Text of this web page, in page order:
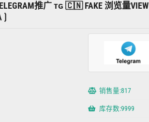
推广 ᴛɢ 🇨🇳 FAKE 浏览量VIEW
⟯
销售量:817
库存数:9999